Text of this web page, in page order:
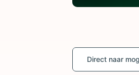
Direct naar